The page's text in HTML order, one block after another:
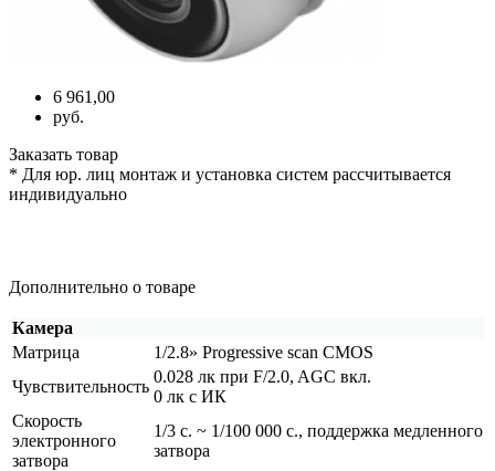
6 961,00
руб.
Заказать товар
* Для юр. лиц монтаж и установка систем рассчитывается
индивидуально
Дополнительно о товаре
Камера
Матрица
1/2.8» Progressive scan CMOS
Чувствительность
0.028 лк при F/2.0, AGC вкл.
0 лк с ИК
Скорость
электронного
затвора
1/3 с. ~ 1/100 000 с., поддержка медленного
затвора